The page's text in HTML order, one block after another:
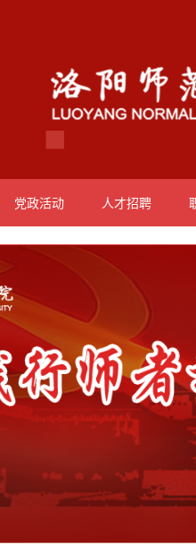
党政活动 人才招聘